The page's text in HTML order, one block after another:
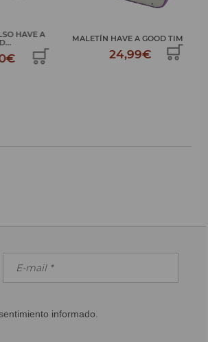
HAVE A
MALETÍN HAVE A GOOD TIME
24,99€
informado.